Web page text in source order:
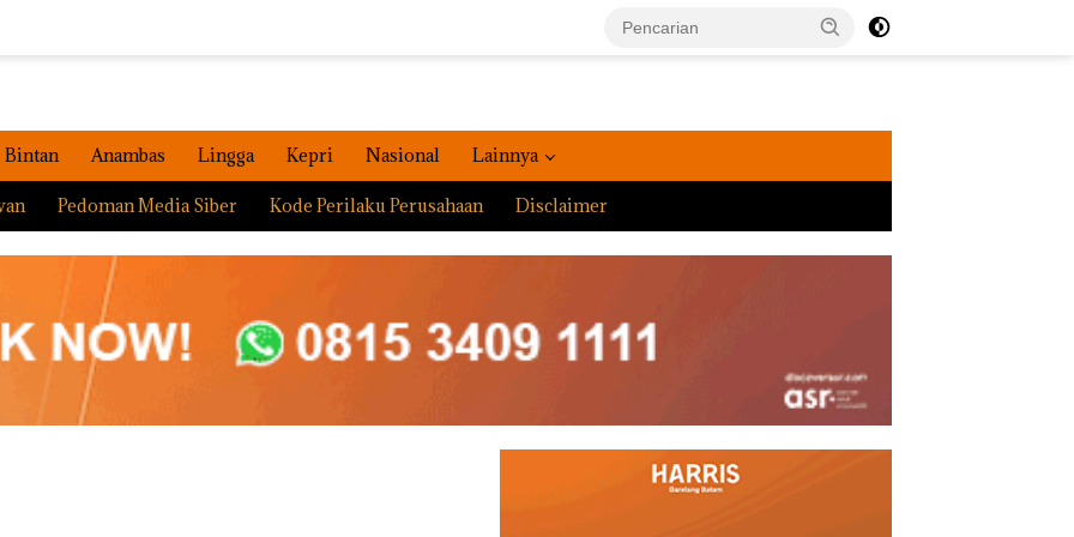
Bintan Anambas Lingga Kepri Nasional Lainnya
Pedoman Media Siber Kode Perilaku Perusahaan Disclaimer